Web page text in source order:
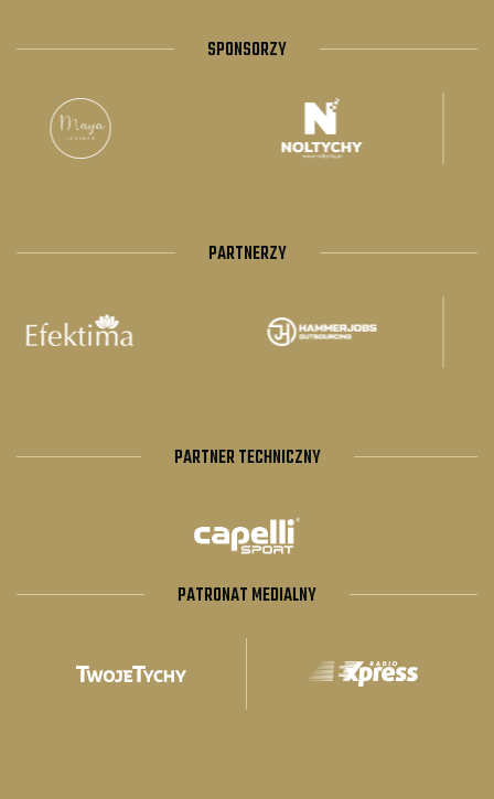
SPONSORZY
PARTNERZY
PARTNER TECHNICZNY
PATRONAT MEDIALNY